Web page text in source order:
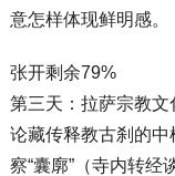
意怎样体现鲜明感。
张开剩余79%
第三天：拉萨宗教
论藏传释教古刹的
察“囊廓”（寺内转经